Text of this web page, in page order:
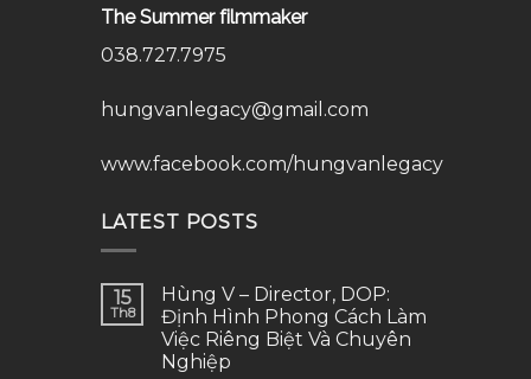
The Summer filmmaker
038.727.7975
hungvanlegacy@gmail.com
www.facebook.com/hungvanlegacy
LATEST POSTS
15
Th8
Hùng V – Director, DOP:
Định Hình Phong Cách Làm
Việc Riêng Biệt Và Chuyên
Nghiệp